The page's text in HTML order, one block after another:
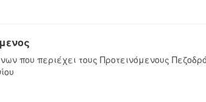
που περιέχει τους Προτεινόμενους